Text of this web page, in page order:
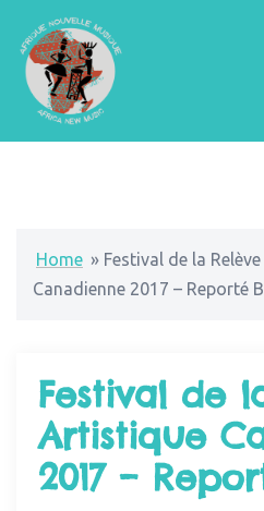
Home » Festival de la
Canadienne 2017 – Reporté
Festival de
Artistique
2017 –